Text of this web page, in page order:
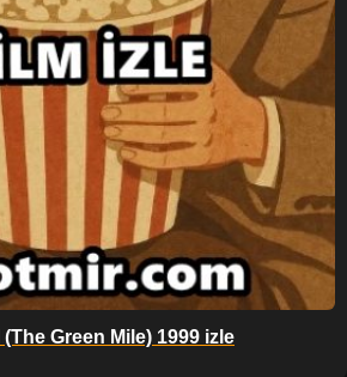
Green Mile) 1999 izle